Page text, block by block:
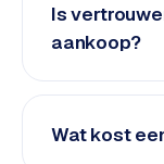
m
e
i
a
Is
aankoop?
Wat kost